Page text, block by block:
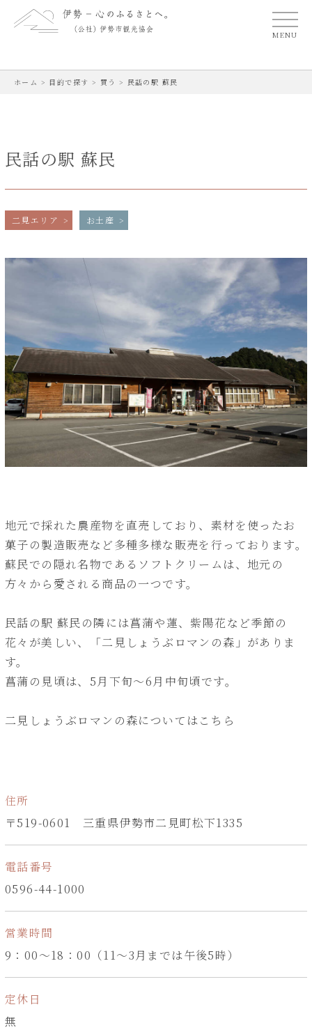
MENU
ホーム > 目的で探す > 買う > 民話の駅 蘇民
民話の駅 蘇民
二見エリア お土産
地元で採れた農産物を直売しており、素材を使ったお
菓子の製造販売など多種多様な販売を行っております。
蘇民での隠れ名物であるソフトクリームは、地元の
方々から愛される商品の一つです。
民話の駅 蘇民の隣には菖蒲や蓮、紫陽花など季節の
花々が美しい、「二見しょうぶロマンの森」がありま
す。
菖蒲の見頃は、5月下旬～6月中旬頃です。
二見しょうぶロマンの森についてはこちら
住所
〒519-0601 三重県伊勢市二見町松下1335
電話番号
0596-44-1000
営業時間
9：00～18：00（11～3月までは午後5時）
定休日
無